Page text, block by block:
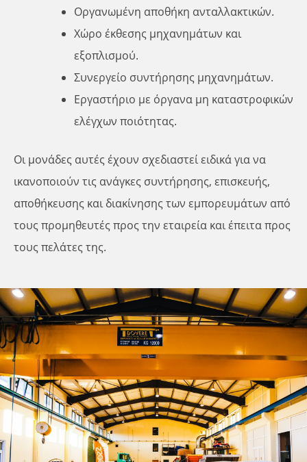
Οργανωμένη αποθήκη ανταλλακτικών.
Χώρο έκθεσης μηχανημάτων και
εξοπλισμού.
Συνεργείο συντήρησης μηχανημάτων.
Εργαστήριο με όργανα μη καταστροφικών
ελέγχων ποιότητας.
Οι μονάδες αυτές έχουν σχεδιαστεί ειδικά για να
ικανοποιούν τις ανάγκες συντήρησης, επισκευής,
αποθήκευσης και διακίνησης των εμπορευμάτων από
τους προμηθευτές προς την εταιρεία και έπειτα προς
τους πελάτες της.